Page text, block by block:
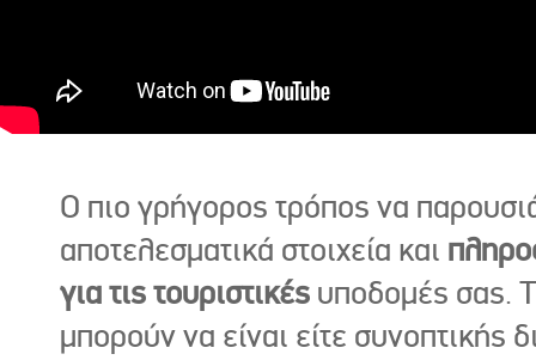
Ο πιο γρήγορος τρόπος να
αποτελεσματικά στοιχεία και
για τις τουριστικές υποδομές σας.
μπορούν να είναι είτε συνοπτικής